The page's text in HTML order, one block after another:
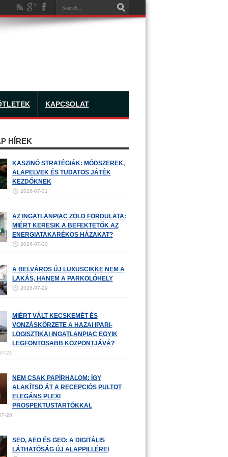
KAPCSOLAT
HÍREK
KASZINÓ STRATÉGIÁK: MÓDSZEREK,
ALAPELVEK ÉS TUDATOS JÁTÉK
KEZDŐKNEK
2026-07-31
AZ INGATLANPIAC ZÖLD FORDULATA:
MIÉRT KERESIK A BEFEKTETŐK AZ
ENERGIATAKARÉKOS HÁZAKAT?
2026-07-30
A BELVÁROS ÚJ LUXUSCIKKE NEM A
LAKÁS, HANEM A PARKOLÓHELY
2026-07-29
MIÉRT VÁLT KECSKEMÉT ÉS
VONZÁSKÖRZETE A HAZAI IPARI-
LOGISZTIKAI INGATLANPIAC EGYIK
LEGFONTOSABB KÖZPONTJÁVÁ?
21
NEM CSAK PAPÍRHALOM: ÍGY
ALAKÍTSD ÁT A RECEPCIÓS PULTOT
ELEGÁNS PLEXI
PROSPEKTUSTARTÓKKAL
20
SEO, AEO ÉS GEO: A DIGITÁLIS
LÁTHATÓSÁG ÚJ ALAPPILLÉREI